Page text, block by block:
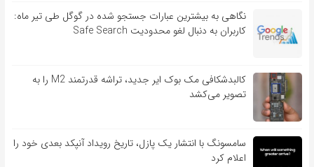
نگاهی به بیشترین عبارات جستجو شده در گوگل طی تیر ماه:
کاربران به دنبال لغو محدودیت Safe Search
کالبدشکافی مک بوک ایر جدید، تراشه قدرتمند M2 را به
تصویر می‌کشد
سامسونگ با انتشار یک پازل، تاریخ رویداد آنپکد بعدی خود را
اعلام کرد